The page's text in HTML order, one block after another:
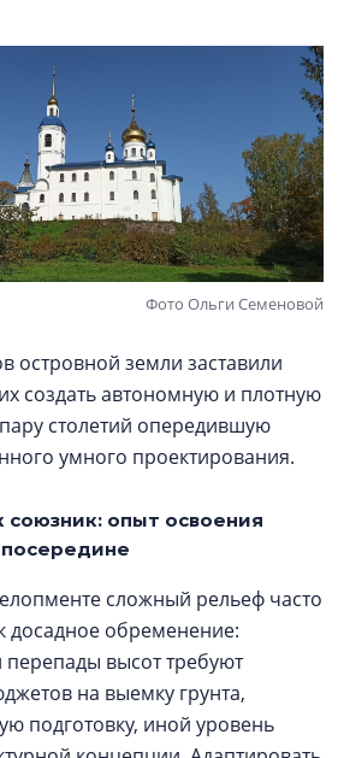
Фото Ольги Семеновой
островной земли заставили
создать автономную и плотную
столетий опередившую
умного проектирования.
союзник: опыт освоения
сложный рельеф часто
досадное обременение:
перепады высот требуют
на выемку грунта,
подготовку, иной уровень